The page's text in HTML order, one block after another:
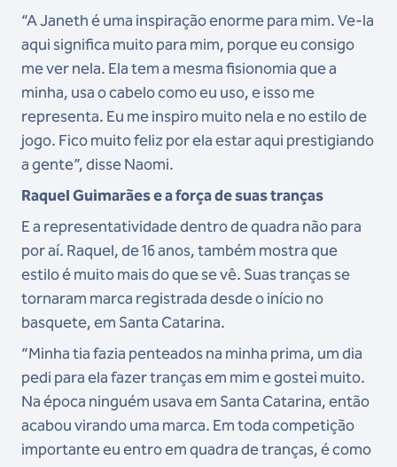
“A Janeth é uma inspiração enorme para mim. Ve-la
aqui significa muito para mim, porque eu consigo
me ver nela. Ela tem a mesma fisionomia que a
minha, usa o cabelo como eu uso, e isso me
representa. Eu me inspiro muito nela e no estilo de
jogo. Fico muito feliz por ela estar aqui prestigiando
a gente”, disse Naomi.
Raquel Guimarães e a força de suas tranças
E a representatividade dentro de quadra não para
por aí. Raquel, de 16 anos, também mostra que
estilo é muito mais do que se vê. Suas tranças se
tornaram marca registrada desde o início no
basquete, em Santa Catarina.
“Minha tia fazia penteados na minha prima, um dia
pedi para ela fazer tranças em mim e gostei muito.
Na época ninguém usava em Santa Catarina, então
acabou virando uma marca. Em toda competição
importante eu entro em quadra de tranças, é como